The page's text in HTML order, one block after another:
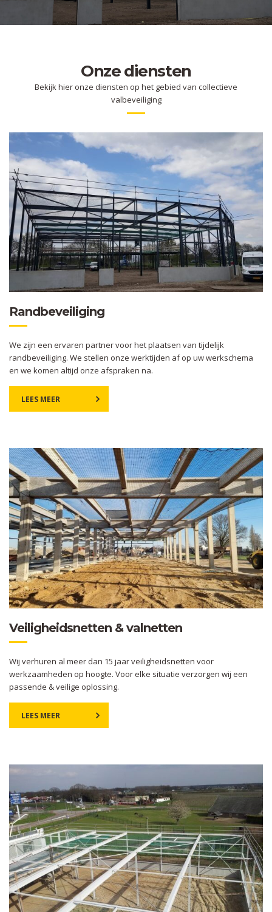
Onze diensten
Bekijk hier onze diensten op het gebied van collectieve
valbeveiliging
Randbeveiliging
We zijn een ervaren partner voor het plaatsen van tijdelijk
randbeveiliging. We stellen onze werktijden af op uw werkschema
en we komen altijd onze afspraken na.
LEES MEER
Veiligheidsnetten & valnetten
Wij verhuren al meer dan 15 jaar veiligheidsnetten voor
werkzaamheden op hoogte. Voor elke situatie verzorgen wij een
passende & veilige oplossing.
LEES MEER